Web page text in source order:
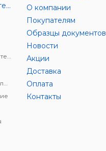
Аксессуары цифровой техники
О компании
Покупателям
Образцы документов
Новости
Акции
Доставка
Оплата
Контакты